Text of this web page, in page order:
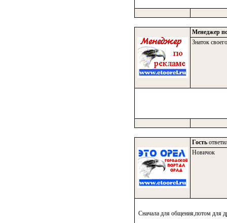
Менеджер
Знаток
Гость
Новичок
Сначала для общения,потом для